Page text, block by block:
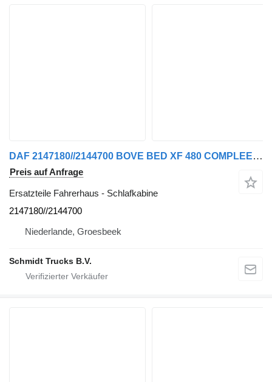
DAF 2147180//2144700 BOVE BED XF 480 COMPLEET MODEL 2021 Schlafkabine für LKW
Preis auf Anfrage
Ersatzteile Fahrerhaus - Schlafkabine
2147180//2144700
Niederlande, Groesbeek
Schmidt Trucks B.V.